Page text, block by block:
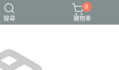
搜尋
0
購物車